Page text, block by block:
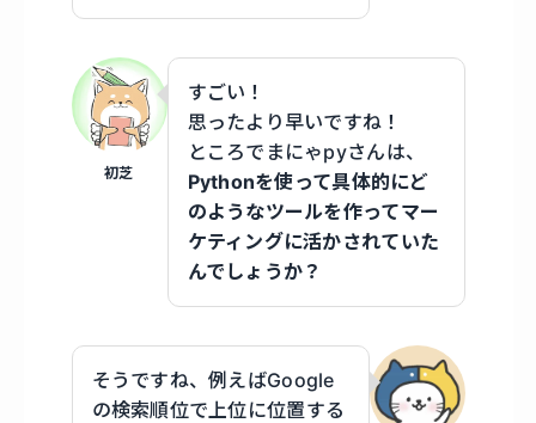
初芝
すごい！
思ったより早いですね！
ところでまにゃpyさんは、
Pythonを使って具体的にど
のようなツールを作ってマー
ケティングに活かされていた
んでしょうか？
そうですね、例えばGoogle
の検索順位で上位に位置する